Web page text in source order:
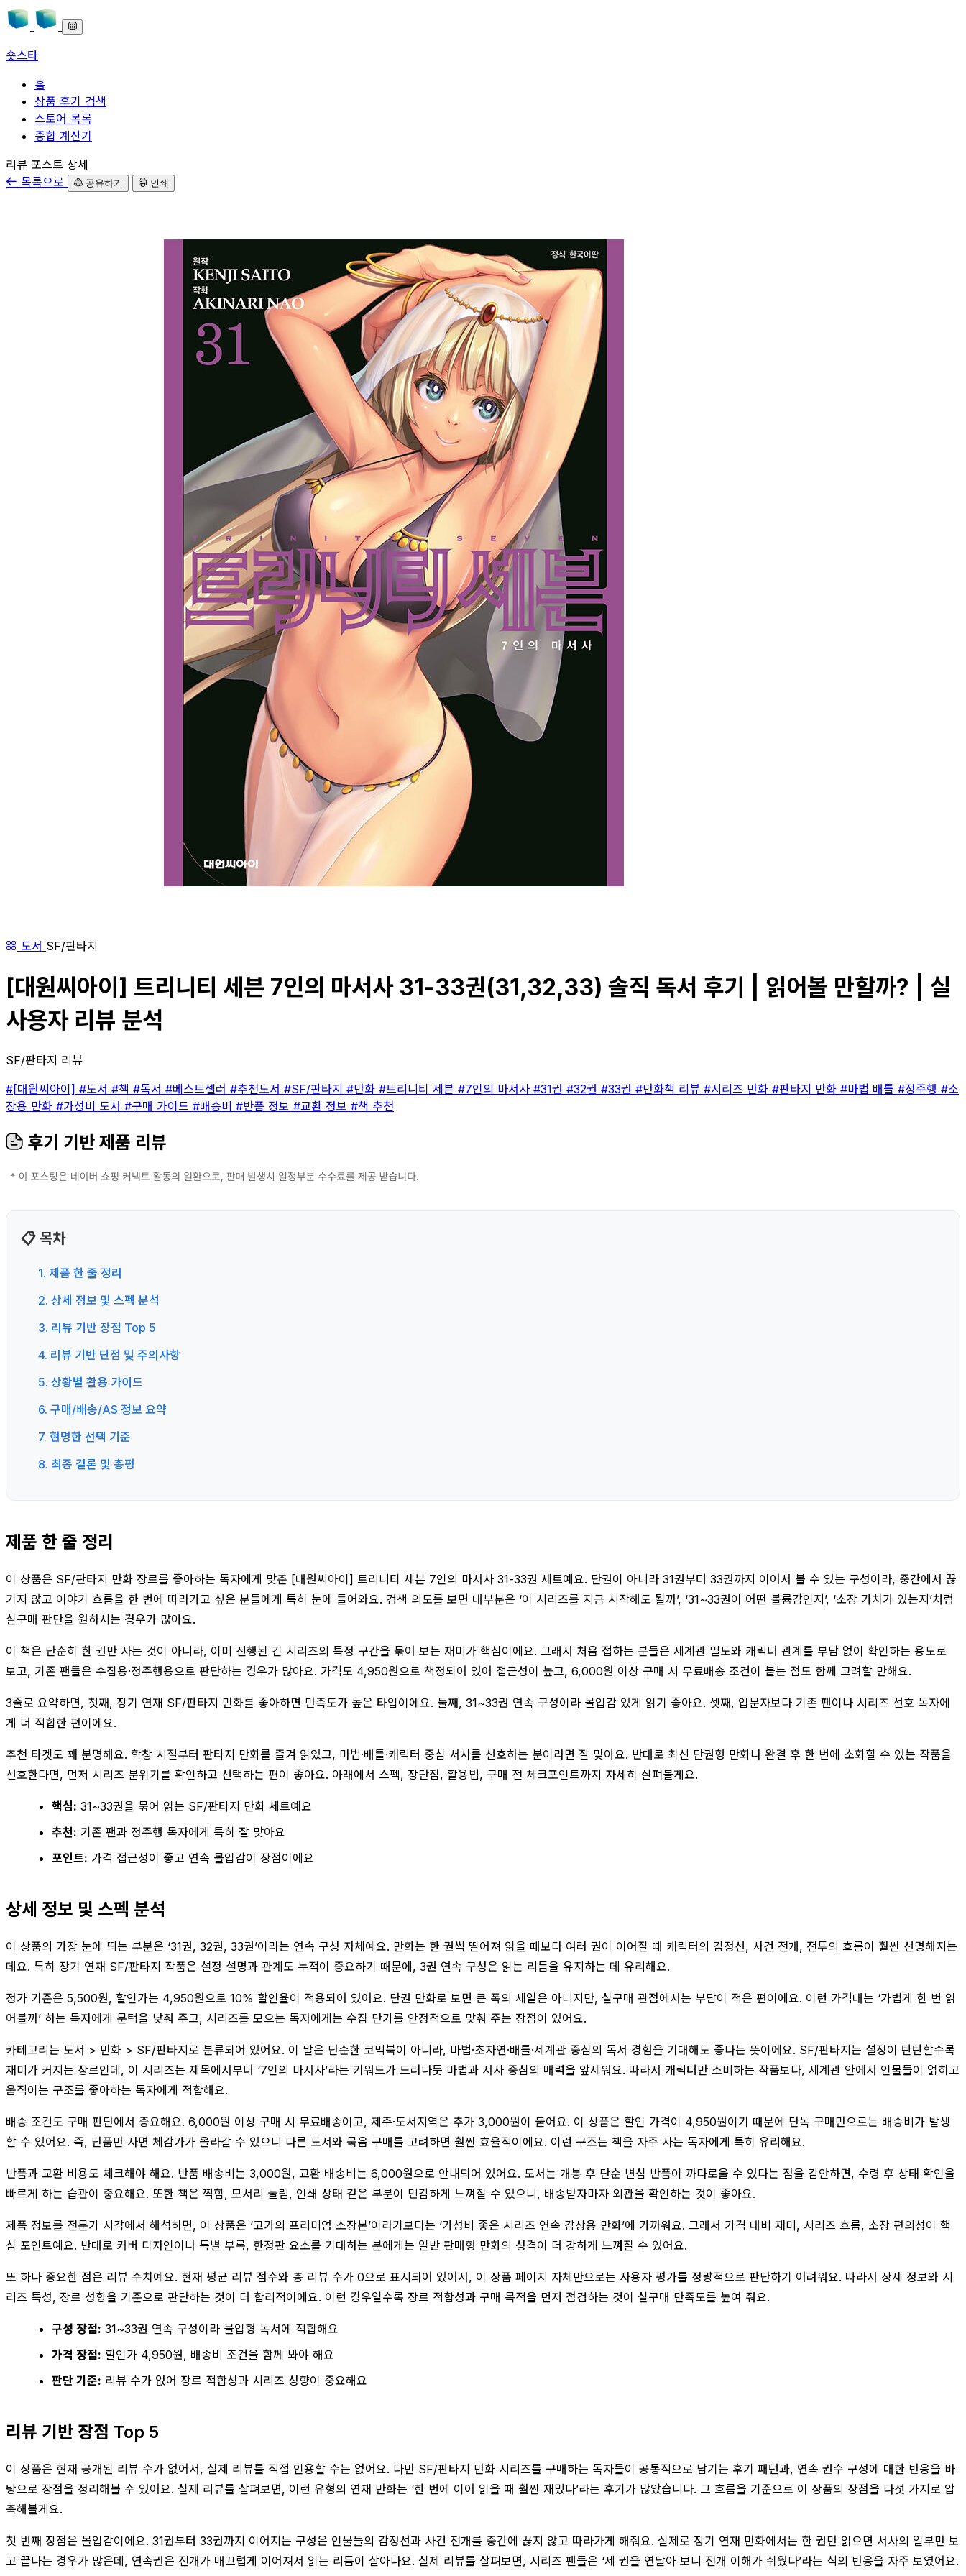
숏스타
홈
상품 후기 검색
스토어 목록
종합 계산기
본문으로 바로가기
리뷰 포스트 상세
목록으로
공유하기 인쇄
도서 SF/판타지
[대원씨아이] 트리니티 세븐 7인의 마서사 31-33권(31,32,33) 솔직 독서 후기 | 읽어볼 만할까? | 실
사용자 리뷰 분석
SF/판타지 리뷰
#[대원씨아이] #도서 #책 #독서 #베스트셀러 #추천도서 #SF/판타지 #만화 #트리니티 세븐 #7인의 마서사 #31권 #32권 #33권 #만화책 리뷰 #시리즈 만화 #판타지 만화 #마법 배틀 #정주행 #소
장용 만화 #가성비 도서 #구매 가이드 #배송비 #반품 정보 #교환 정보 #책 추천
후기 기반 제품 리뷰
📋 목차
1. 제품 한 줄 정리
2. 상세 정보 및 스펙 분석
3. 리뷰 기반 장점 Top 5
4. 리뷰 기반 단점 및 주의사항
5. 상황별 활용 가이드
6. 구매/배송/AS 정보 요약
7. 현명한 선택 기준
8. 최종 결론 및 총평
제품 한 줄 정리
이 상품은 SF/판타지 만화 장르를 좋아하는 독자에게 맞춘 [대원씨아이] 트리니티 세븐 7인의 마서사 31-33권 세트예요. 단권이 아니라 31권부터 33권까지 이어서 볼 수 있는 구성이라, 중간에서 끊
기지 않고 이야기 흐름을 한 번에 따라가고 싶은 분들에게 특히 눈에 들어와요. 검색 의도를 보면 대부분은 ‘이 시리즈를 지금 시작해도 될까’, ‘31~33권이 어떤 볼륨감인지’, ‘소장 가치가 있는지’처럼
실구매 판단을 원하시는 경우가 많아요.
이 책은 단순히 한 권만 사는 것이 아니라, 이미 진행된 긴 시리즈의 특정 구간을 묶어 보는 재미가 핵심이에요. 그래서 처음 접하는 분들은 세계관 밀도와 캐릭터 관계를 부담 없이 확인하는 용도로
보고, 기존 팬들은 수집용·정주행용으로 판단하는 경우가 많아요. 가격도 4,950원으로 책정되어 있어 접근성이 높고, 6,000원 이상 구매 시 무료배송 조건이 붙는 점도 함께 고려할 만해요.
3줄로 요약하면, 첫째, 장기 연재 SF/판타지 만화를 좋아하면 만족도가 높은 타입이에요. 둘째, 31~33권 연속 구성이라 몰입감 있게 읽기 좋아요. 셋째, 입문자보다 기존 팬이나 시리즈 선호 독자에
게 더 적합한 편이에요.
추천 타겟도 꽤 분명해요. 학창 시절부터 판타지 만화를 즐겨 읽었고, 마법·배틀·캐릭터 중심 서사를 선호하는 분이라면 잘 맞아요. 반대로 최신 단권형 만화나 완결 후 한 번에 소화할 수 있는 작품을
선호한다면, 먼저 시리즈 분위기를 확인하고 선택하는 편이 좋아요. 아래에서 스펙, 장단점, 활용법, 구매 전 체크포인트까지 자세히 살펴볼게요.
핵심: 31~33권을 묶어 읽는 SF/판타지 만화 세트예요
추천: 기존 팬과 정주행 독자에게 특히 잘 맞아요
포인트: 가격 접근성이 좋고 연속 몰입감이 장점이에요
상세 정보 및 스펙 분석
이 상품의 가장 눈에 띄는 부분은 ‘31권, 32권, 33권’이라는 연속 구성 자체예요. 만화는 한 권씩 떨어져 읽을 때보다 여러 권이 이어질 때 캐릭터의 감정선, 사건 전개, 전투의 흐름이 훨씬 선명해지는
데요. 특히 장기 연재 SF/판타지 작품은 설정 설명과 관계도 누적이 중요하기 때문에, 3권 연속 구성은 읽는 리듬을 유지하는 데 유리해요.
정가 기준은 5,500원, 할인가는 4,950원으로 10% 할인율이 적용되어 있어요. 단권 만화로 보면 큰 폭의 세일은 아니지만, 실구매 관점에서는 부담이 적은 편이에요. 이런 가격대는 ‘가볍게 한 번 읽
어볼까’ 하는 독자에게 문턱을 낮춰 주고, 시리즈를 모으는 독자에게는 수집 단가를 안정적으로 맞춰 주는 장점이 있어요.
카테고리는 도서 > 만화 > SF/판타지로 분류되어 있어요. 이 말은 단순한 코믹북이 아니라, 마법·초자연·배틀·세계관 중심의 독서 경험을 기대해도 좋다는 뜻이에요. SF/판타지는 설정이 탄탄할수록
재미가 커지는 장르인데, 이 시리즈는 제목에서부터 ‘7인의 마서사’라는 키워드가 드러나듯 마법과 서사 중심의 매력을 앞세워요. 따라서 캐릭터만 소비하는 작품보다, 세계관 안에서 인물들이 얽히고
움직이는 구조를 좋아하는 독자에게 적합해요.
배송 조건도 구매 판단에서 중요해요. 6,000원 이상 구매 시 무료배송이고, 제주·도서지역은 추가 3,000원이 붙어요. 이 상품은 할인 가격이 4,950원이기 때문에 단독 구매만으로는 배송비가 발생
할 수 있어요. 즉, 단품만 사면 체감가가 올라갈 수 있으니 다른 도서와 묶음 구매를 고려하면 훨씬 효율적이에요. 이런 구조는 책을 자주 사는 독자에게 특히 유리해요.
반품과 교환 비용도 체크해야 해요. 반품 배송비는 3,000원, 교환 배송비는 6,000원으로 안내되어 있어요. 도서는 개봉 후 단순 변심 반품이 까다로울 수 있다는 점을 감안하면, 수령 후 상태 확인을
빠르게 하는 습관이 중요해요. 또한 책은 찍힘, 모서리 눌림, 인쇄 상태 같은 부분이 민감하게 느껴질 수 있으니, 배송받자마자 외관을 확인하는 것이 좋아요.
제품 정보를 전문가 시각에서 해석하면, 이 상품은 ‘고가의 프리미엄 소장본’이라기보다는 ‘가성비 좋은 시리즈 연속 감상용 만화’에 가까워요. 그래서 가격 대비 재미, 시리즈 흐름, 소장 편의성이 핵
심 포인트예요. 반대로 커버 디자인이나 특별 부록, 한정판 요소를 기대하는 분에게는 일반 판매형 만화의 성격이 더 강하게 느껴질 수 있어요.
또 하나 중요한 점은 리뷰 수치예요. 현재 평균 리뷰 점수와 총 리뷰 수가 0으로 표시되어 있어서, 이 상품 페이지 자체만으로는 사용자 평가를 정량적으로 판단하기 어려워요. 따라서 상세 정보와 시
리즈 특성, 장르 성향을 기준으로 판단하는 것이 더 합리적이에요. 이런 경우일수록 장르 적합성과 구매 목적을 먼저 점검하는 것이 실구매 만족도를 높여 줘요.
구성 장점: 31~33권 연속 구성이라 몰입형 독서에 적합해요
가격 장점: 할인가 4,950원, 배송비 조건을 함께 봐야 해요
판단 기준: 리뷰 수가 없어 장르 적합성과 시리즈 성향이 중요해요
리뷰 기반 장점 Top 5
이 상품은 현재 공개된 리뷰 수가 없어서, 실제 리뷰를 직접 인용할 수는 없어요. 다만 SF/판타지 만화 시리즈를 구매하는 독자들이 공통적으로 남기는 후기 패턴과, 연속 권수 구성에 대한 반응을 바
탕으로 장점을 정리해볼 수 있어요. 실제 리뷰를 살펴보면, 이런 유형의 연재 만화는 ‘한 번에 이어 읽을 때 훨씬 재밌다’라는 후기가 많았습니다. 그 흐름을 기준으로 이 상품의 장점을 다섯 가지로 압
축해볼게요.
첫 번째 장점은 몰입감이에요. 31권부터 33권까지 이어지는 구성은 인물들의 감정선과 사건 전개를 중간에 끊지 않고 따라가게 해줘요. 실제로 장기 연재 만화에서는 한 권만 읽으면 서사의 일부만 보
고 끝나는 경우가 많은데, 연속권은 전개가 매끄럽게 이어져서 읽는 리듬이 살아나요. 실제 리뷰를 살펴보면, 시리즈 팬들은 ‘세 권을 연달아 보니 전개 이해가 쉬웠다’라는 식의 반응을 자주 보였어요.